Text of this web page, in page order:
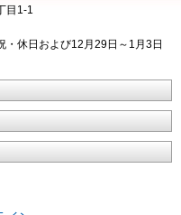
目1-1
休日および12月29日～1月3日